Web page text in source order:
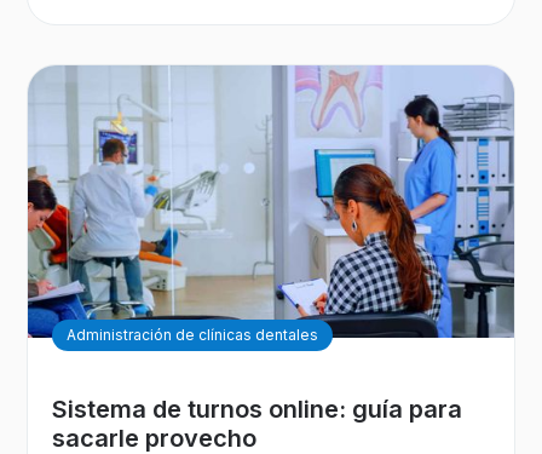
Administración de clínicas dentales
Sistema de turnos online: guía para
sacarle provecho